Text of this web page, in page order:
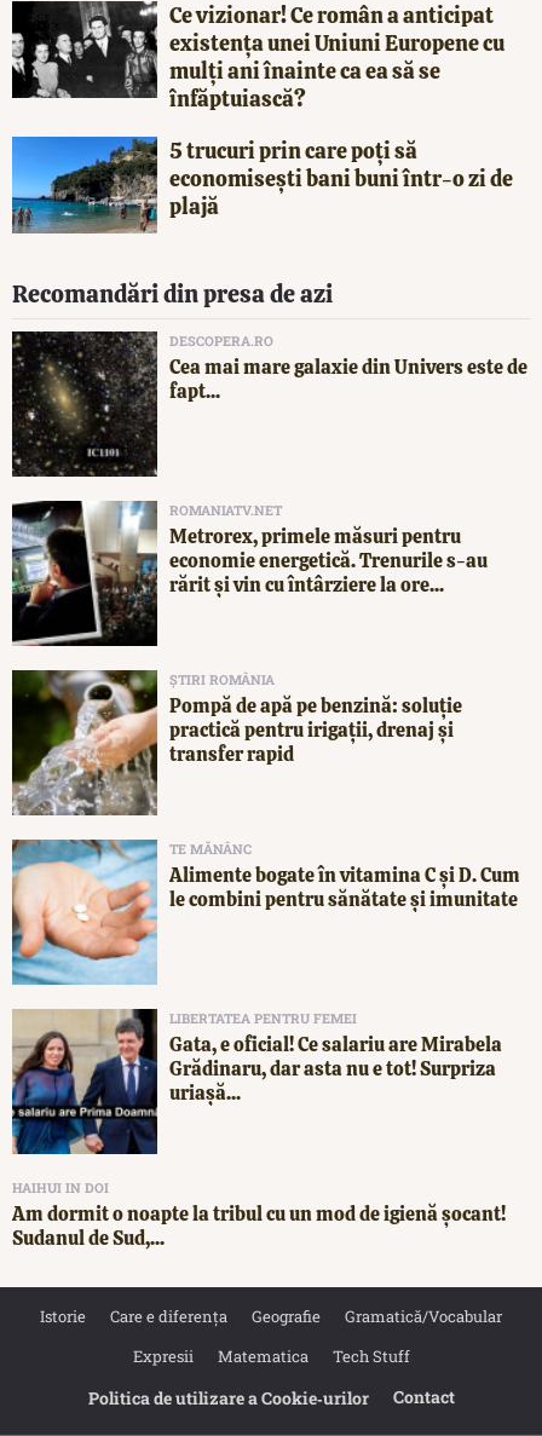
Ce vizionar! Ce român a anticipat
existența unei Uniuni Europene cu
mulți ani înainte ca ea să se
înfăptuiască?
5 trucuri prin care poți să
economisești bani buni într-o zi de
plajă
Recomandări din presa de azi
DESCOPERA.RO
Cea mai mare galaxie din Univers este de
fapt...
ROMANIATV.NET
Metrorex, primele măsuri pentru
economie energetică. Trenurile s-au
rărit și vin cu întârziere la ore...
ȘTIRI ROMÂNIA
Pompă de apă pe benzină: soluție
practică pentru irigații, drenaj și
transfer rapid
TE MĂNÂNC
Alimente bogate în vitamina C și D. Cum
le combini pentru sănătate și imunitate
LIBERTATEA PENTRU FEMEI
Gata, e oficial! Ce salariu are Mirabela
Grădinaru, dar asta nu e tot! Surpriza
uriașă...
HAIHUI IN DOI
Am dormit o noapte la tribul cu un mod de igienă șocant!
Sudanul de Sud,...
Istorie Care e diferența Geografie
Gramatică/Vocabular
Expresii
Matematica Tech Stuff
Politica de utilizare a Cookie‐urilor Contact